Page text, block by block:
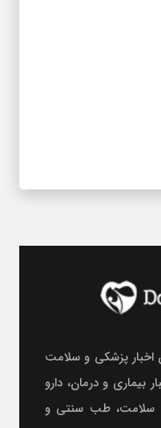
اخبار پزشکی و سلامت
بیماری و درمان، دارو
و سلامت، طب سنتی و